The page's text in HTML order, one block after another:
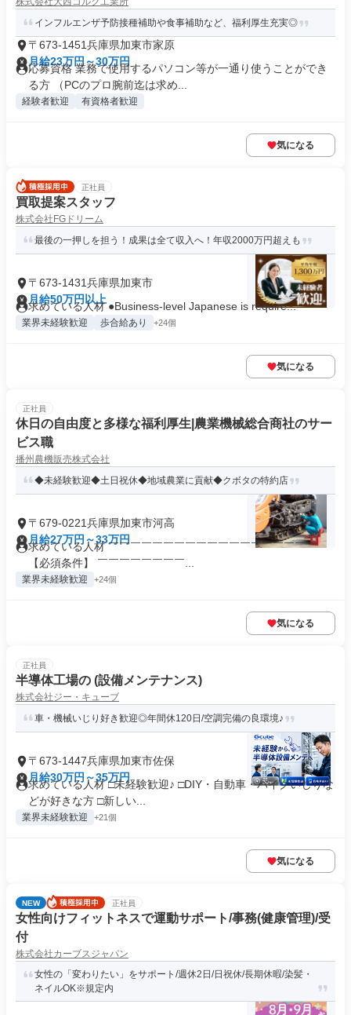
インフルエンザ予防接種補助や食事補助など、福利厚生充実◎
〒673-1451兵庫県加東市家原
月給23万円～30万円
応募資格 業務で使用するパソコン等が一通り使うことができ
る方 （PCのプロ腕前迄は求め...
経験者歓迎 有資格者歓迎
気になる
正社員
買取提案スタッフ
株式会社FGドリーム
最後の一押しを担う！成果は全て収入へ！年収2000万円超えも
〒673-1431兵庫県加東市
月給50万円以上
求めている人材 ●Business-level Japanese is require...
業界未経験歓迎 歩合給あり +24個
気になる
正社員
休日の自由度と多様な福利厚生|農業機械総合商社のサー
ビス職
播州農機販売株式会社
◆未経験歓迎◆土日祝休◆地域農業に貢献◆クボタの特約店
〒679-0221兵庫県加東市河高
月給27万円～33万円
求めている人材 ￣￣￣￣￣￣￣￣￣￣￣￣￣￣￣￣￣￣￣
【必須条件】 ￣￣￣￣￣￣￣￣...
業界未経験歓迎 +24個
気になる
正社員
半導体工場の (設備メンテナンス)
株式会社ジー・キューブ
車・機械いじり好き歓迎◎年間休120日/空調完備の良環境♪
〒673-1447兵庫県加東市佐保
月給30万円～35万円
求めている人材 □未経験歓迎♪ □DIY・自動車・バイクいじりな
どが好きな方 □新しい...
業界未経験歓迎 +21個
気になる
NEW 正社員
女性向けフィットネスで運動サポート/事務(健康管理)/受
付
株式会社カーブスジャパン
女性の「変わりたい」をサポート/週休2日/日祝休/長期休暇/染髪・
ネイルOK※規定内